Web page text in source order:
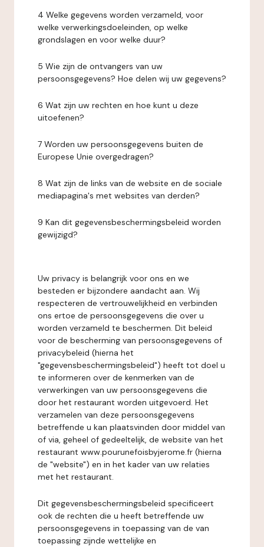
4 Welke gegevens worden verzameld, voor
welke verwerkingsdoeleinden, op welke
grondslagen en voor welke duur?
5 Wie zijn de ontvangers van uw
persoonsgegevens? Hoe delen wij uw gegevens?
6 Wat zijn uw rechten en hoe kunt u deze
uitoefenen?
7 Worden uw persoonsgegevens buiten de
Europese Unie overgedragen?
8 Wat zijn de links van de website en de sociale
mediapagina's met websites van derden?
9 Kan dit gegevensbeschermingsbeleid worden
gewijzigd?
Uw privacy is belangrijk voor ons en we
besteden er bijzondere aandacht aan. Wij
respecteren de vertrouwelijkheid en verbinden
ons ertoe de persoonsgegevens die over u
worden verzameld te beschermen. Dit beleid
voor de bescherming van persoonsgegevens of
privacybeleid (hierna het
"gegevensbeschermingsbeleid") heeft tot doel u
te informeren over de kenmerken van de
verwerkingen van uw persoonsgegevens die
door het restaurant worden uitgevoerd. Het
verzamelen van deze persoonsgegevens
betreffende u kan plaatsvinden door middel van
of via, geheel of gedeeltelijk, de website van het
restaurant www.pourunefoisbyjerome.fr (hierna
de "website") en in het kader van uw relaties
met het restaurant.
Dit gegevensbeschermingsbeleid specificeert
ook de rechten die u heeft betreffende uw
persoonsgegevens in toepassing van de van
toepassing zijnde wettelijke en